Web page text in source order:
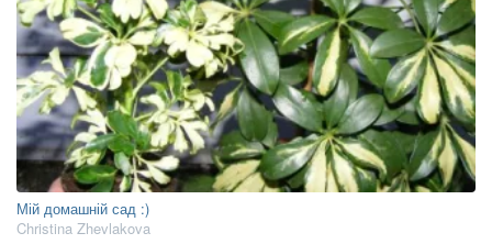
Мій домашній сад :)
Christina Zhevlakova